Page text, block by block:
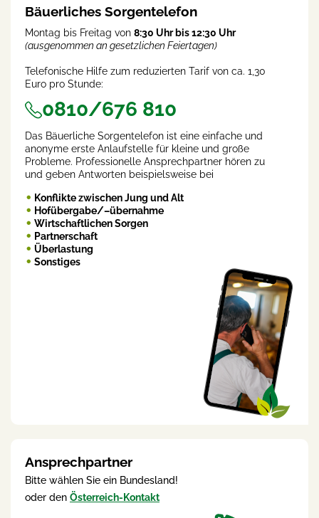
Bäuerliches Sorgentelefon
Montag bis Freitag von 8:30 Uhr bis 12:30 Uhr
(ausgenommen an gesetzlichen Feiertagen)
Telefonische Hilfe zum reduzierten Tarif von ca. 1,30
Euro pro Stunde:
0810/676 810
Das Bäuerliche Sorgentelefon ist eine einfache und
anonyme erste Anlaufstelle für kleine und große
Probleme. Professionelle Ansprechpartner hören zu
und geben Antworten beispielsweise bei
Konflikte zwischen Jung und Alt
Hofübergabe/–übernahme
Wirtschaftlichen Sorgen
Partnerschaft
Überlastung
Sonstiges
Ansprechpartner
Bitte wählen Sie ein Bundesland!
oder den Österreich-Kontakt